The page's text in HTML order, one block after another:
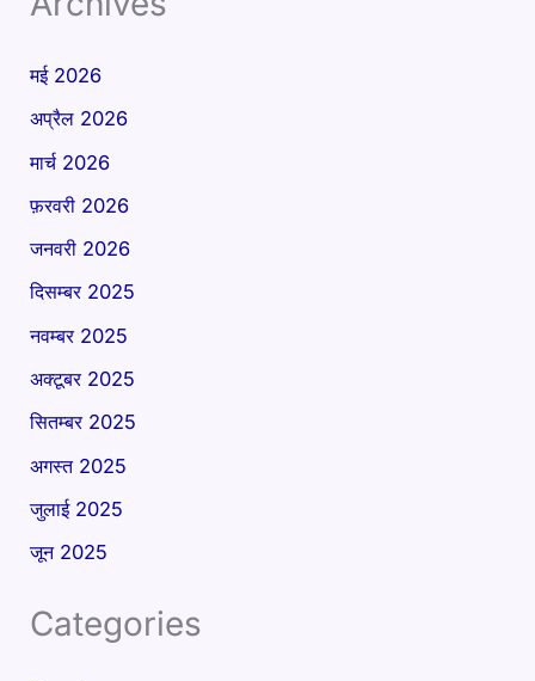
मई 2026
अप्रैल 2026
मार्च 2026
फ़रवरी 2026
जनवरी 2026
दिसम्बर 2025
नवम्बर 2025
अक्टूबर 2025
सितम्बर 2025
अगस्त 2025
जुलाई 2025
जून 2025
Categories